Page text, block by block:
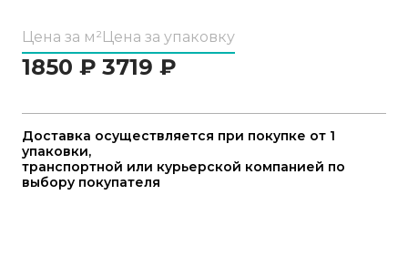
Цена за м²
1850 ₽
Цена за упаковку
3719 ₽
Доставка осуществляется при покупке от 1
упаковки,
транспортной или курьерской компанией по
выбору покупателя